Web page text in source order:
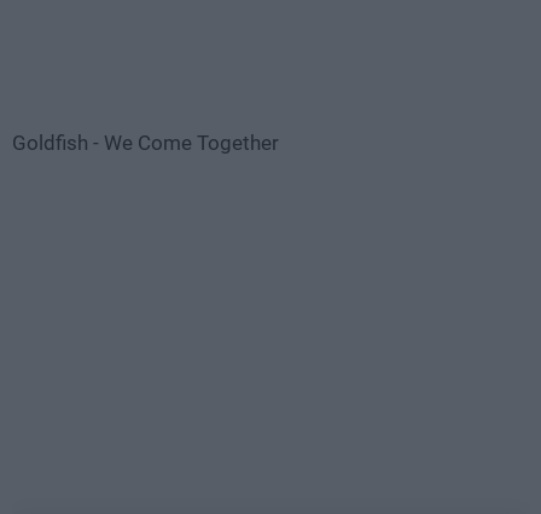
Goldfish - We Come Together